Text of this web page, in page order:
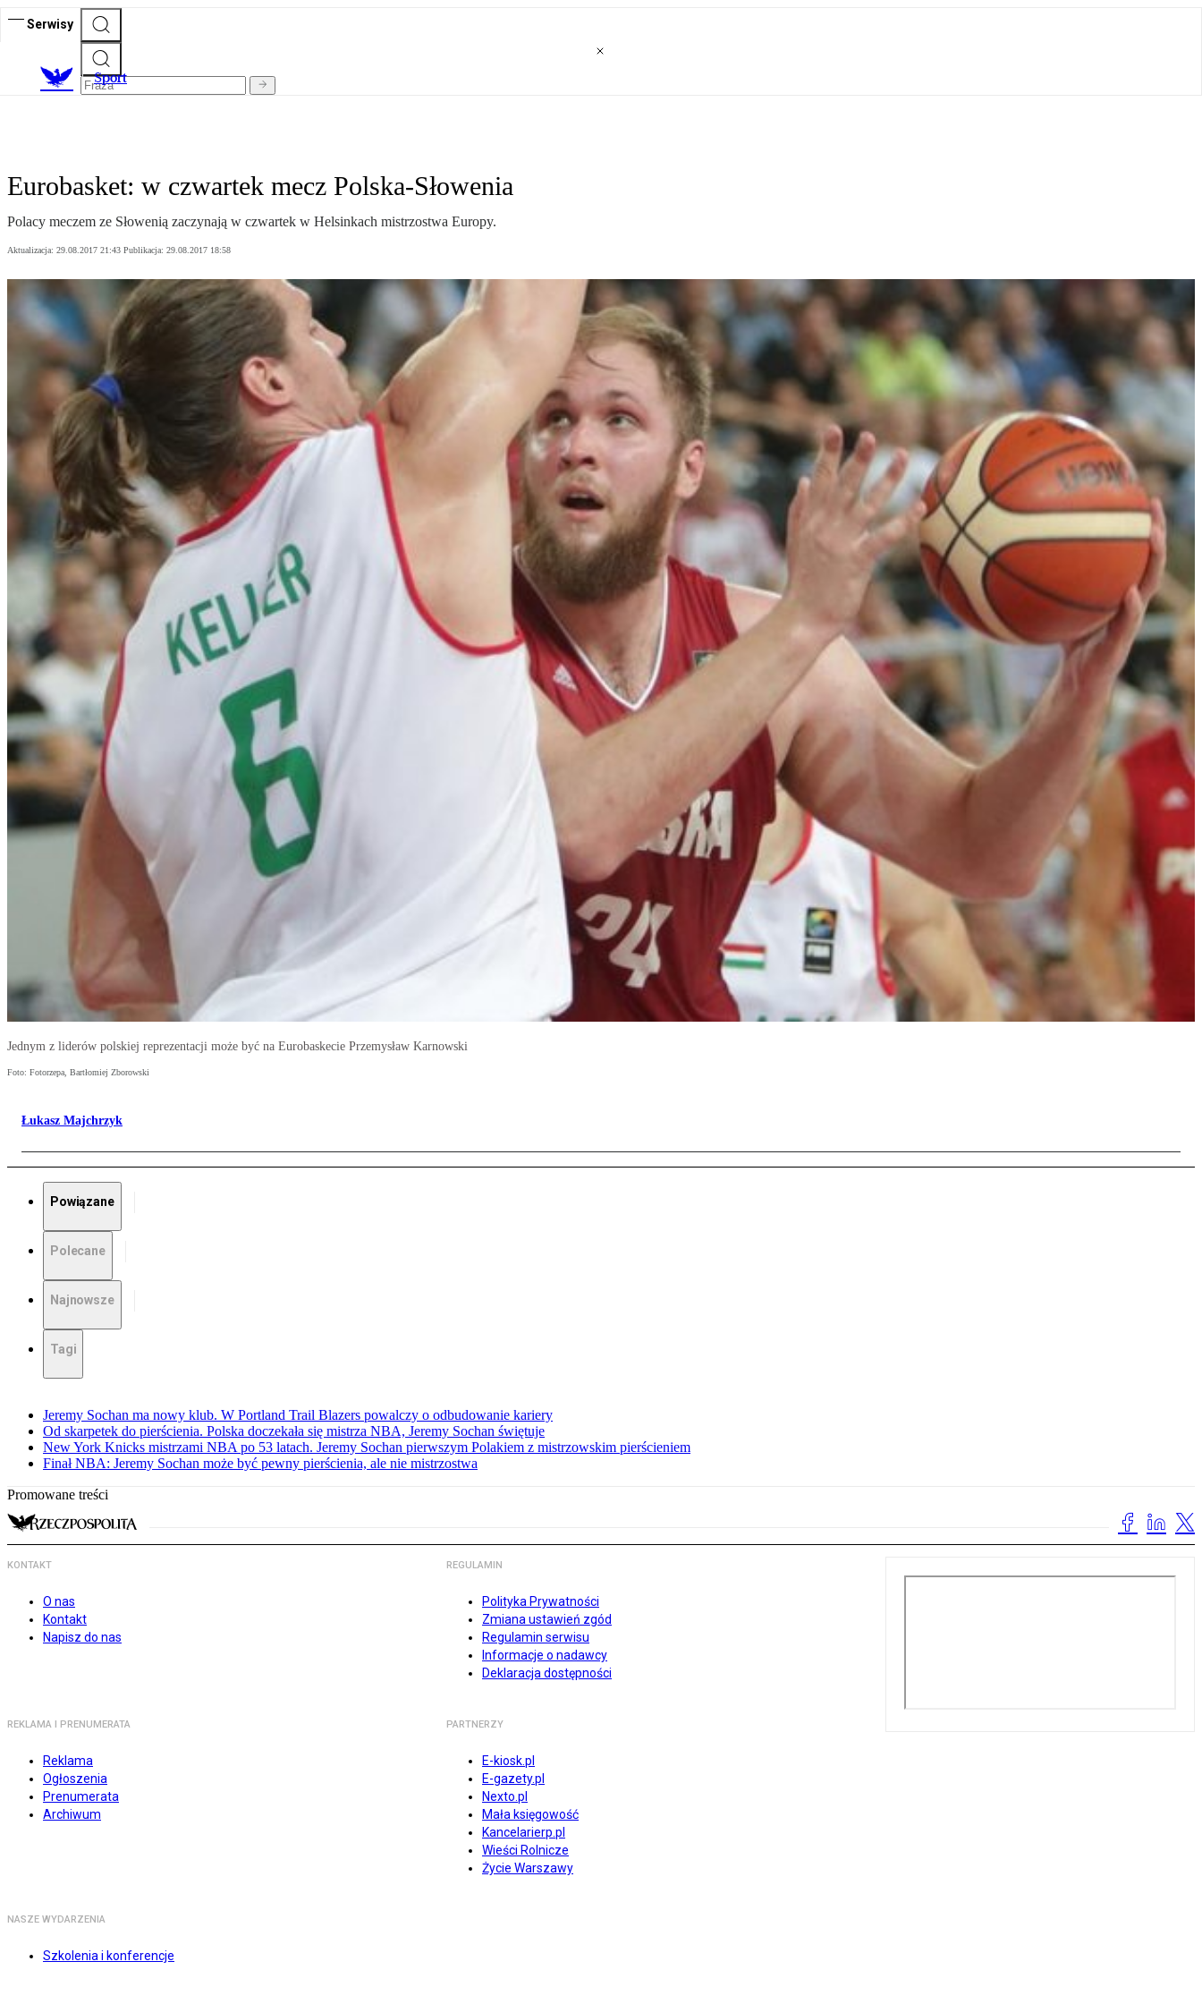
Serwisy
Sport
Eurobasket: w czwartek mecz Polska-Słowenia
Polacy meczem ze Słowenią zaczynają w czwartek w Helsinkach mistrzostwa Europy.
Aktualizacja: 29.08.2017 21:43 Publikacja: 29.08.2017 18:58
Jednym z liderów polskiej reprezentacji może być na Eurobaskecie Przemysław Karnowski
Foto: Fotorzepa, Bartłomiej Zborowski
Łukasz Majchrzyk
Powiązane
Polecane
Najnowsze
Tagi
Jeremy Sochan ma nowy klub. W Portland Trail Blazers powalczy o odbudowanie kariery
Od skarpetek do pierścienia. Polska doczekała się mistrza NBA, Jeremy Sochan świętuje
New York Knicks mistrzami NBA po 53 latach. Jeremy Sochan pierwszym Polakiem z mistrzowskim pierścieniem
Finał NBA: Jeremy Sochan może być pewny pierścienia, ale nie mistrzostwa
Promowane treści
KONTAKT
O nas
Kontakt
Napisz do nas
REGULAMIN
Polityka Prywatności
Zmiana ustawień zgód
Regulamin serwisu
Informacje o nadawcy
Deklaracja dostępności
REKLAMA I PRENUMERATA
Reklama
Ogłoszenia
Prenumerata
Archiwum
PARTNERZY
E-kiosk.pl
E-gazety.pl
Nexto.pl
Mała księgowość
Kancelarierp.pl
Wieści Rolnicze
Życie Warszawy
NASZE WYDARZENIA
Szkolenia i konferencje